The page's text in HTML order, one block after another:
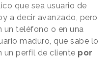
que sea usuario de
a decir avanzado, pero
un teléfono o en una
maduro, que sabe lo
un perfil de cliente por